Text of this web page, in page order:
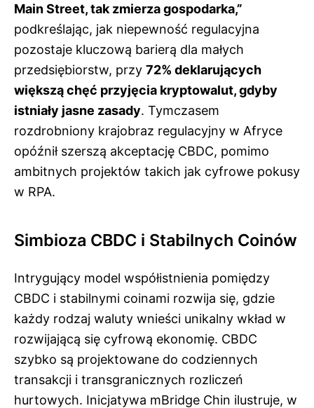
Main Street, tak zmierza gospodarka,”
podkreślając, jak niepewność regulacyjna
pozostaje kluczową barierą dla małych
przedsiębiorstw, przy 72% deklarujących
większą chęć przyjęcia kryptowalut, gdyby
istniały jasne zasady. Tymczasem
rozdrobniony krajobraz regulacyjny w Afryce
opóźnił szerszą akceptację CBDC, pomimo
ambitnych projektów takich jak cyfrowe pokusy
w RPA.
Simbioza CBDC i Stabilnych Coinów
Intrygujący model współistnienia pomiędzy
CBDC i stabilnymi coinami rozwija się, gdzie
każdy rodzaj waluty wnieści unikalny wkład w
rozwijającą się cyfrową ekonomię. CBDC
szybko są projektowane do codziennych
transakcji i transgranicznych rozliczeń
hurtowych. Inicjatywa mBridge Chin ilustruje, w